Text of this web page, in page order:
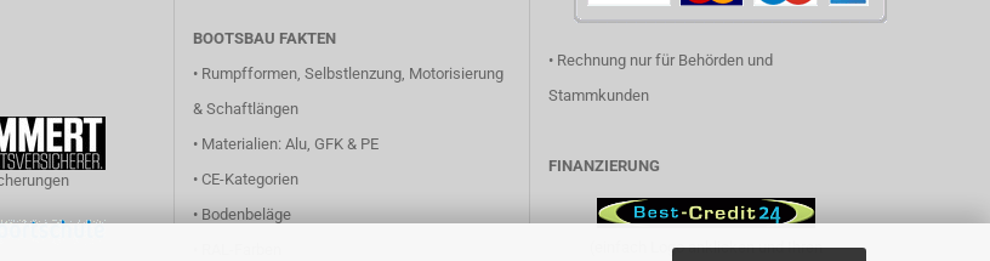
BOOTSBAU FAKTEN
• Rumpfformen, Selbstlenzung, Motorisierung
& Schaftlängen
• Materialien: Alu, GFK & PE
• CE-Kategorien
• Bodenbeläge
• Rechnung nur für Behörden und
Stammkunden
FINANZIERUNG
(einfach Logo anklicken und Ihren